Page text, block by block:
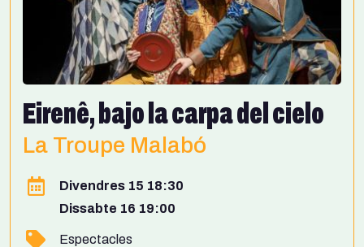
Eirenê, bajo la carpa del cielo
La Troupe Malabó
Divendres 15 18:30
Dissabte 16 19:00
Espectacles